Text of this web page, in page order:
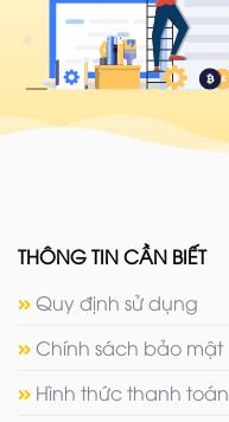
THÔNG TIN CẦN BIẾT
Quy định sử dụng
Chính sách bảo mật
Hình thức thanh toán